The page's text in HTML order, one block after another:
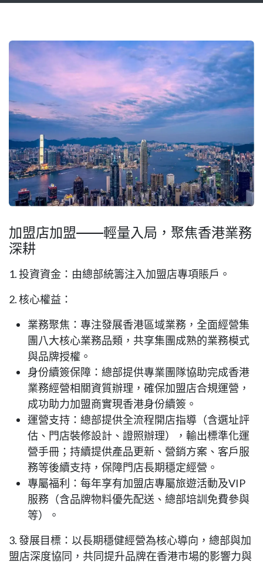
加盟店加盟——輕量入局，聚焦香港業務
深耕
1. 投資資金：由總部統籌注入加盟店專項賬戶。
2. 核心權益：
業務聚焦：專注發展香港區域業務，全面經營集
團八大核心業務品類，共享集團成熟的業務模式
與品牌授權。
身份續簽保障：總部提供專業團隊協助完成香港
業務經營相關資質辦理，確保加盟店合規運營，
成功助力加盟商實現香港身份續簽。
運營支持：總部提供全流程開店指導（含選址評
估、門店裝修設計、證照辦理），輸出標準化運
營手冊；持續提供產品更新、營銷方案、客戶服
務等後續支持，保障門店長期穩定經營。
專屬福利：每年享有加盟店專屬旅遊活動及VIP
服務（含品牌物料優先配送、總部培訓免費參與
等）。
3. 發展目標：以長期穩健經營為核心導向，總部與加
盟店深度協同，共同提升品牌在香港市場的影響力與